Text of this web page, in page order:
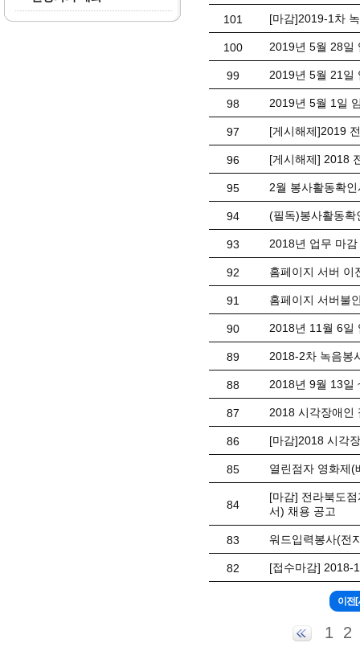
101 [마감]2019-1차
100 2019년 5월 28일
99 2019년 5월 21일
98 2019년 5월 1일
97 [게시해제]2019
96 [게시해제] 2018
95 2월 봉사활동확
94 (필독)봉사활동확
93 2018년 업무 마감
92 홈페이지 서버 이
91 홈페이지 서버불
90 2018년 11월 6일
89 2018-2차 녹음봉
88 2018년 9월 13일
87 2018 시각장애인
86 [마감]2018 시각
85 열린점자 영화제(
84
[마감] 전라북도
서) 채용 공고
83 워드입력봉사(전
82 [접수마감] 2018-
1 2